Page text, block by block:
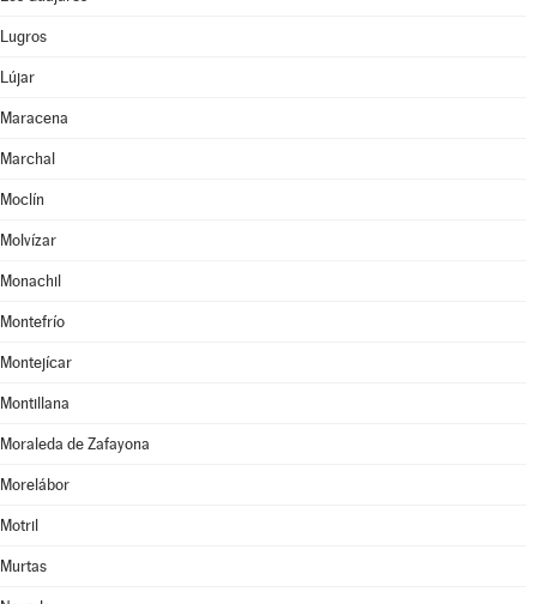
Lugros
Lújar
Maracena
Marchal
Moclín
Molvízar
Monachil
Montefrío
Montejícar
Montillana
Moraleda de Zafayona
Morelábor
Motril
Murtas